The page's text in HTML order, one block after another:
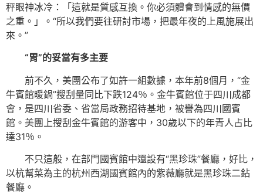
秤眼神冰冷：「這就是質感互換。你必須體會到情感的無價
之重。」。“所以我們要往研討市場，把最年夜的上風施展出
來。”
“胃”的妥當有多主要
前不久，美團公布了如許一組數據，本年前8個月，“金
牛賓館暖鍋”搜刮量同比下跌124％。金牛賓館位于四川成都
會，是四川省委、省當局政務招待基地，被譽為四川國賓
館。美團上搜刮金牛賓館的游客中，30歲以下的年青人占比
達31％。
不只這般，在部門國賓館中還設有“黑珍珠”餐廳，好比，
以杭幫菜為主的杭州西湖國賓館內的紫薇廳就是黑珍珠二鉆
餐廳。